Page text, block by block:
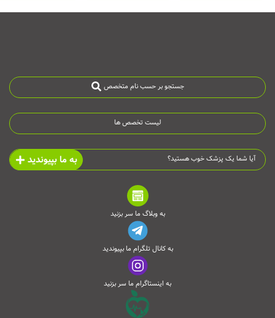
جستجو بر حسب نام متخصص
لیست تخصص ها
آیا شما یک پزشک خوب هستید؟ به ما بپیوندید
به وبلاگ ما سر بزنید
به کانال تلگرام ما بپیوندید
به اینستاگرام ما سر بزنید